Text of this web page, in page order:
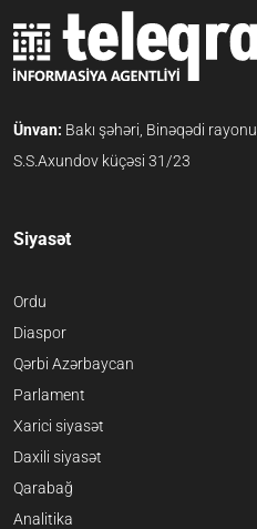
Ünvan: Bakı şəhəri, Binəqədi rayonu,
S.S.Axundov küçəsi 31/23
Siyasət
Ordu
Diaspor
Qərbi Azərbaycan
Parlament
Xarici siyasət
Daxili siyasət
Qarabağ
Analitika